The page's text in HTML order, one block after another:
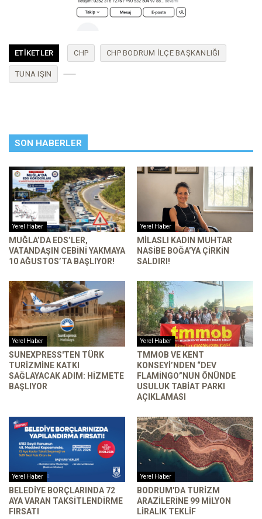
ETIKETLER CHP CHP BODRUM ILÇE BAŞKANLIĞI
TUNA IŞIN
SON HABERLER
Yerel Haber
MUĞLA’DA EDS’LER,
VATANDAŞIN CEBINI YAKMAYA
10 AĞUSTOS’TA BAŞLIYOR!
Yerel Haber
MILASLI KADIN MUHTAR
NASIBE BOĞA’YA ÇIRKIN
SALDIRI!
Yerel Haber
SUNEXPRESS'TEN TÜRK
TURIZMINE KATKI
SAĞLAYACAK ADIM: HIZMETE
BAŞLIYOR
Yerel Haber
TMMOB VE KENT
KONSEYI’NDEN “DEV
FLAMINGO”NUN ÖNÜNDE
USULUK TABIAT PARKI
AÇIKLAMASI
Yerel Haber
BELEDIYE BORÇLARINDA 72
AYA VARAN TAKSITLENDIRME
FIRSATI
Yerel Haber
BODRUM'DA TURIZM
ARAZILERINE 99 MILYON
LIRALIK TEKLIF